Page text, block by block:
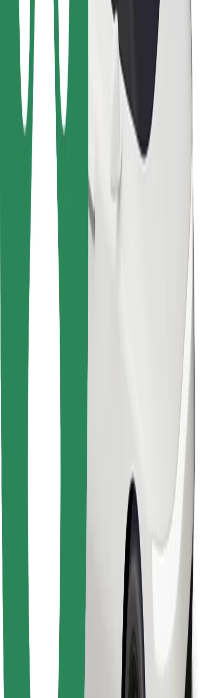
Bolt Food
ავტოპარკის მფლობელებისთვის
რესტორნებისთვის
Bolt for Business
სხვა
მომწოდებლები
წესები და პირობები
Cookies
უსაფრთხოება
მიიღე მომსახურება რამდენიმე წუთში!
გადმოწერე Bolt
იპოვე შენი საყვარელი კერძები!
გადმოწერე Bolt Food